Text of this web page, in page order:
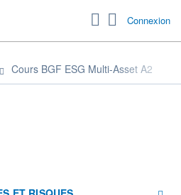
Connexion
Cours BGF ESG Multi-Asset A2